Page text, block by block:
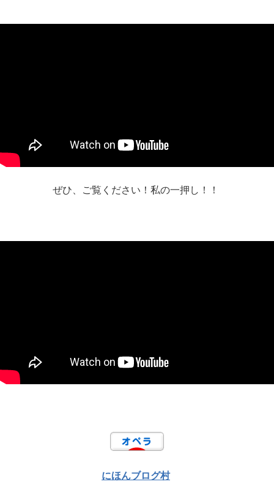
ぜひ、ご覧ください！私の一押し！！
にほんブログ村